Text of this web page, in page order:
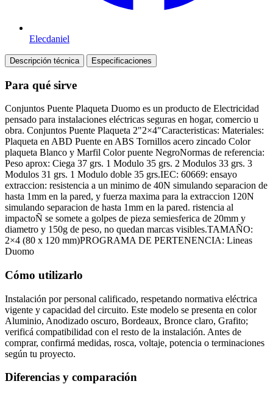
Elecdaniel
Descripción técnica Especificaciones
Para qué sirve
Conjuntos Puente Plaqueta Duomo es un producto de Electricidad
pensado para instalaciones eléctricas seguras en hogar, comercio u
obra. Conjuntos Puente Plaqueta 2"2×4"Caracteristicas: Materiales:
Plaqueta en ABD Puente en ABS Tornillos acero zincado Color
plaqueta Blanco y Marfil Color puente NegroNormas de referencia:
Peso aprox: Ciega 37 grs. 1 Modulo 35 grs. 2 Modulos 33 grs. 3
Modulos 31 grs. 1 Modulo doble 35 grs.IEC: 60669: ensayo
extraccion: resistencia a un minimo de 40N simulando separacion de
hasta 1mm en la pared, y fuerza maxima para la extraccion 120N
simulando separacion de hasta 1mm en la pared. ristencia al
impactoÑ se somete a golpes de pieza semiesferica de 20mm y
diametro y 150g de peso, no quedan marcas visibles.TAMAÑO:
2×4 (80 x 120 mm)PROGRAMA DE PERTENENCIA: Lineas
Duomo
Cómo utilizarlo
Instalación por personal calificado, respetando normativa eléctrica
vigente y capacidad del circuito. Este modelo se presenta en color
Aluminio, Anodizado oscuro, Bordeaux, Bronce claro, Grafito;
verificá compatibilidad con el resto de la instalación. Antes de
comprar, confirmá medidas, rosca, voltaje, potencia o terminaciones
según tu proyecto.
Diferencias y comparación